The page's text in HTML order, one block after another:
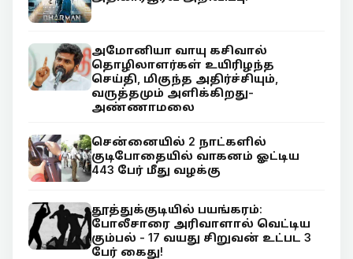
அமோனியா வாயு கசிவால்
தொழிலாளர்கள் உயிரிழந்த
செய்தி, மிகுந்த அதிர்ச்சியும்,
வருத்தமும் அளிக்கிறது-
அண்ணாமலை
சென்னையில் 2 நாட்களில்
குடிபோதையில் வாகனம் ஓட்டிய
443 பேர் மீது வழக்கு
தூத்துக்குடியில் பயங்கரம்:
போலீசாரை அரிவாளால் வெட்டிய
கும்பல் - 17 வயது சிறுவன் உட்பட 3
பேர் கைது!